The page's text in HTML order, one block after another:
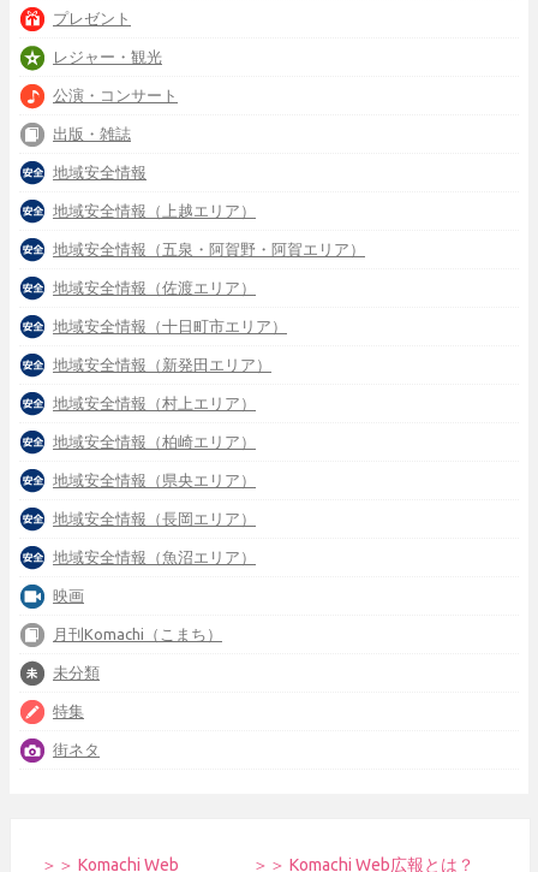
プレゼント
レジャー・観光
公演・コンサート
出版・雑誌
地域安全情報
地域安全情報（上越エリア）
地域安全情報（五泉・阿賀野・阿賀エリア）
地域安全情報（佐渡エリア）
地域安全情報（十日町市エリア）
地域安全情報（新発田エリア）
地域安全情報（村上エリア）
地域安全情報（柏崎エリア）
地域安全情報（県央エリア）
地域安全情報（長岡エリア）
地域安全情報（魚沼エリア）
映画
月刊Komachi（こまち）
未分類
特集
街ネタ
＞＞ Komachi Web ＞＞ Komachi Web広報とは？